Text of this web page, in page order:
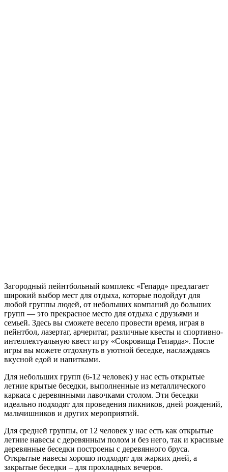
Загородный пейнтбольный комплекс «Гепард» предлагает
широкий выбор мест для отдыха, которые подойдут для
любой группы людей, от небольших компаний до больших
групп — это прекрасное место для отдыха с друзьями и
семьей. Здесь вы сможете весело провести время, играя в
пейнтбол, лазертаг, арчеритаг, различные квесты и спортивно-
интеллектуальную квест игру «Сокровища Гепарда». После
игры вы можете отдохнуть в уютной беседке, наслаждаясь
вкусной едой и напитками.
Для небольших групп (6-12 человек) у нас есть открытые
летние крытые беседки, выполненные из металлического
каркаса с деревянными лавочками столом. Эти беседки
идеально подходят для проведения пикников, дней рождений,
мальчишников и других мероприятий.
Для средней группы, от 12 человек у нас есть как открытые
летние навесы с деревянным полом и без него, так и красивые
деревянные беседки построены с деревянного бруса.
Открытые навесы хорошо подходят для жарких дней, а
закрытые беседки – для прохладных вечеров.